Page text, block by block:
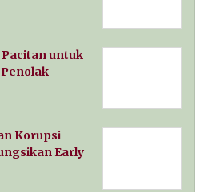
untuk
Korupsi
Early